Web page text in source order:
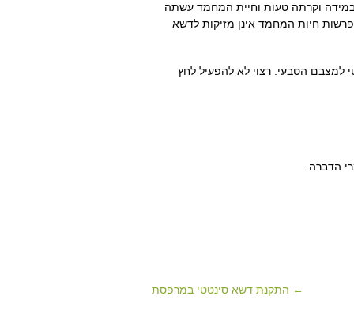
וקרתה טעות וחיית המחמד עשתה
חיות המחמד אינן מזיקות לדשא
למצבם הטבעי. רצוי לא להפעיל לחץ
הדברה.
← התקנת דשא סינטטי במרפסת